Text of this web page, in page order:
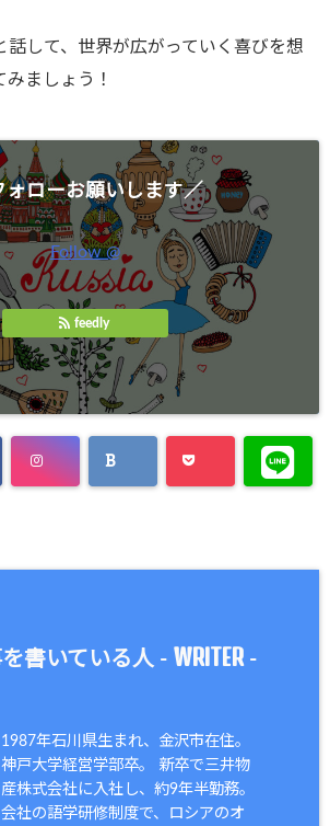
話して、世界が広がっていく喜びを想
ましょう！
ォローお願いします／
Follow @
feedly
書いている人 - WRITER-
1987年石川県生まれ、金沢市在住。
神戸大学経営学部卒。 新卒で三井物
産株式会社に入社し、約9年半勤務。
会社の語学研修制度で、ロシアのオ